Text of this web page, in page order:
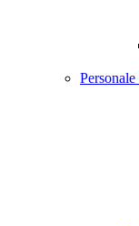
Personale